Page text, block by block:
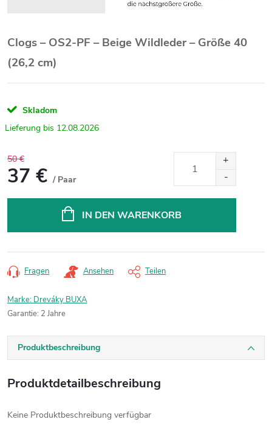
Clogs – OS2-PF – Beige Wildleder – Größe 40
(26,2 cm)
Skladom
12.08.2026
50 €
37 € / Paar
IN DEN WARENKORB
Fragen Ansehen Teilen
Marke: Dreváky BUXA
Garantie: 2 Jahre
Produktbeschreibung
Produktdetailbeschreibung
Keine Produktbeschreibung verfügbar